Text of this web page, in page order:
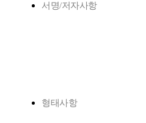
서명/저자사항
형태사항